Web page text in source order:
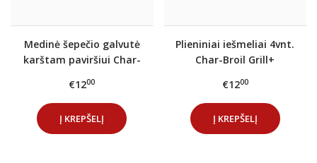
Medinė šepečio galvutė
karštam paviršiui Char-
€1200
Į KREPŠELĮ
Plieniniai iešmeliai 4vnt.
Char-Broil Grill+
€1200
Į KREPŠELĮ